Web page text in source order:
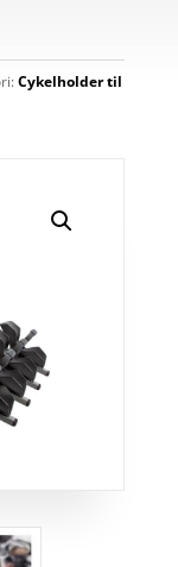
Cykelholder til